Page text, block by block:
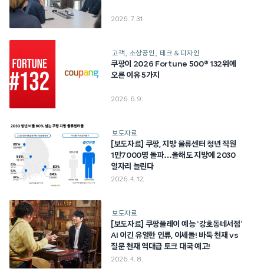
2026. 7. 31.
고객 소상공인 테크 & 디자인
쿠팡이 2026 Fortune 500® 132위에
오른 이유 5가지
2026. 6. 9.
보도자료
[보도자료] 쿠팡, 지방 물류센터 청년 직원
1만7000명 돌파…올해도 지방에 2030
일자리 늘린다
2026. 4. 12.
보도자료
[보도자료] 쿠팡플레이 예능 ‘강호동네서점’
AI 이긴 유일한 인류, 이세돌! 바둑 천재 vs
질문 천재 역대급 토크 대국 예고!
2026. 4. 8.